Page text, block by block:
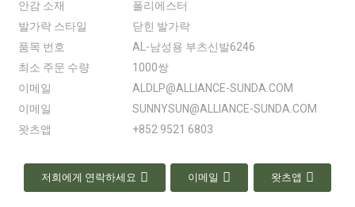
안감 소재
폴리에스터
발가락 스타일
닫힌 발가락
품목 번호
AL-남성용 부츠신발6246
최소 주문 수량
1000쌍
이메일
ALDLP@ALLIANCE-SUNDA.COM
이메일
SUNNYSUN@ALLIANCE-SUNDA.COM
왓츠앱
+852 9521 6803
저희에게 연락하세요 이메일 왓츠앱